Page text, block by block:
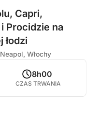
Capri,
Procidzie na
łodzi
Włochy
8h00
CZAS TRWANIA